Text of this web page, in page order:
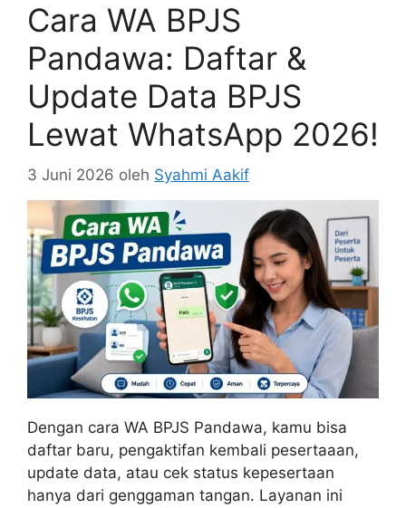
Cara WA BPJS
Pandawa: Daftar &
Update Data BPJS
Lewat WhatsApp 2026!
3 Juni 2026 oleh Syahmi Aakif
Dengan cara WA BPJS Pandawa, kamu bisa
daftar baru, pengaktifan kembali pesertaaan,
update data, atau cek status kepesertaan
hanya dari genggaman tangan. Layanan ini